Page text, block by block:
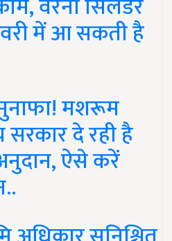
में आ सकती है
मशरूम
सरकार दे रही है
ऐसे करें